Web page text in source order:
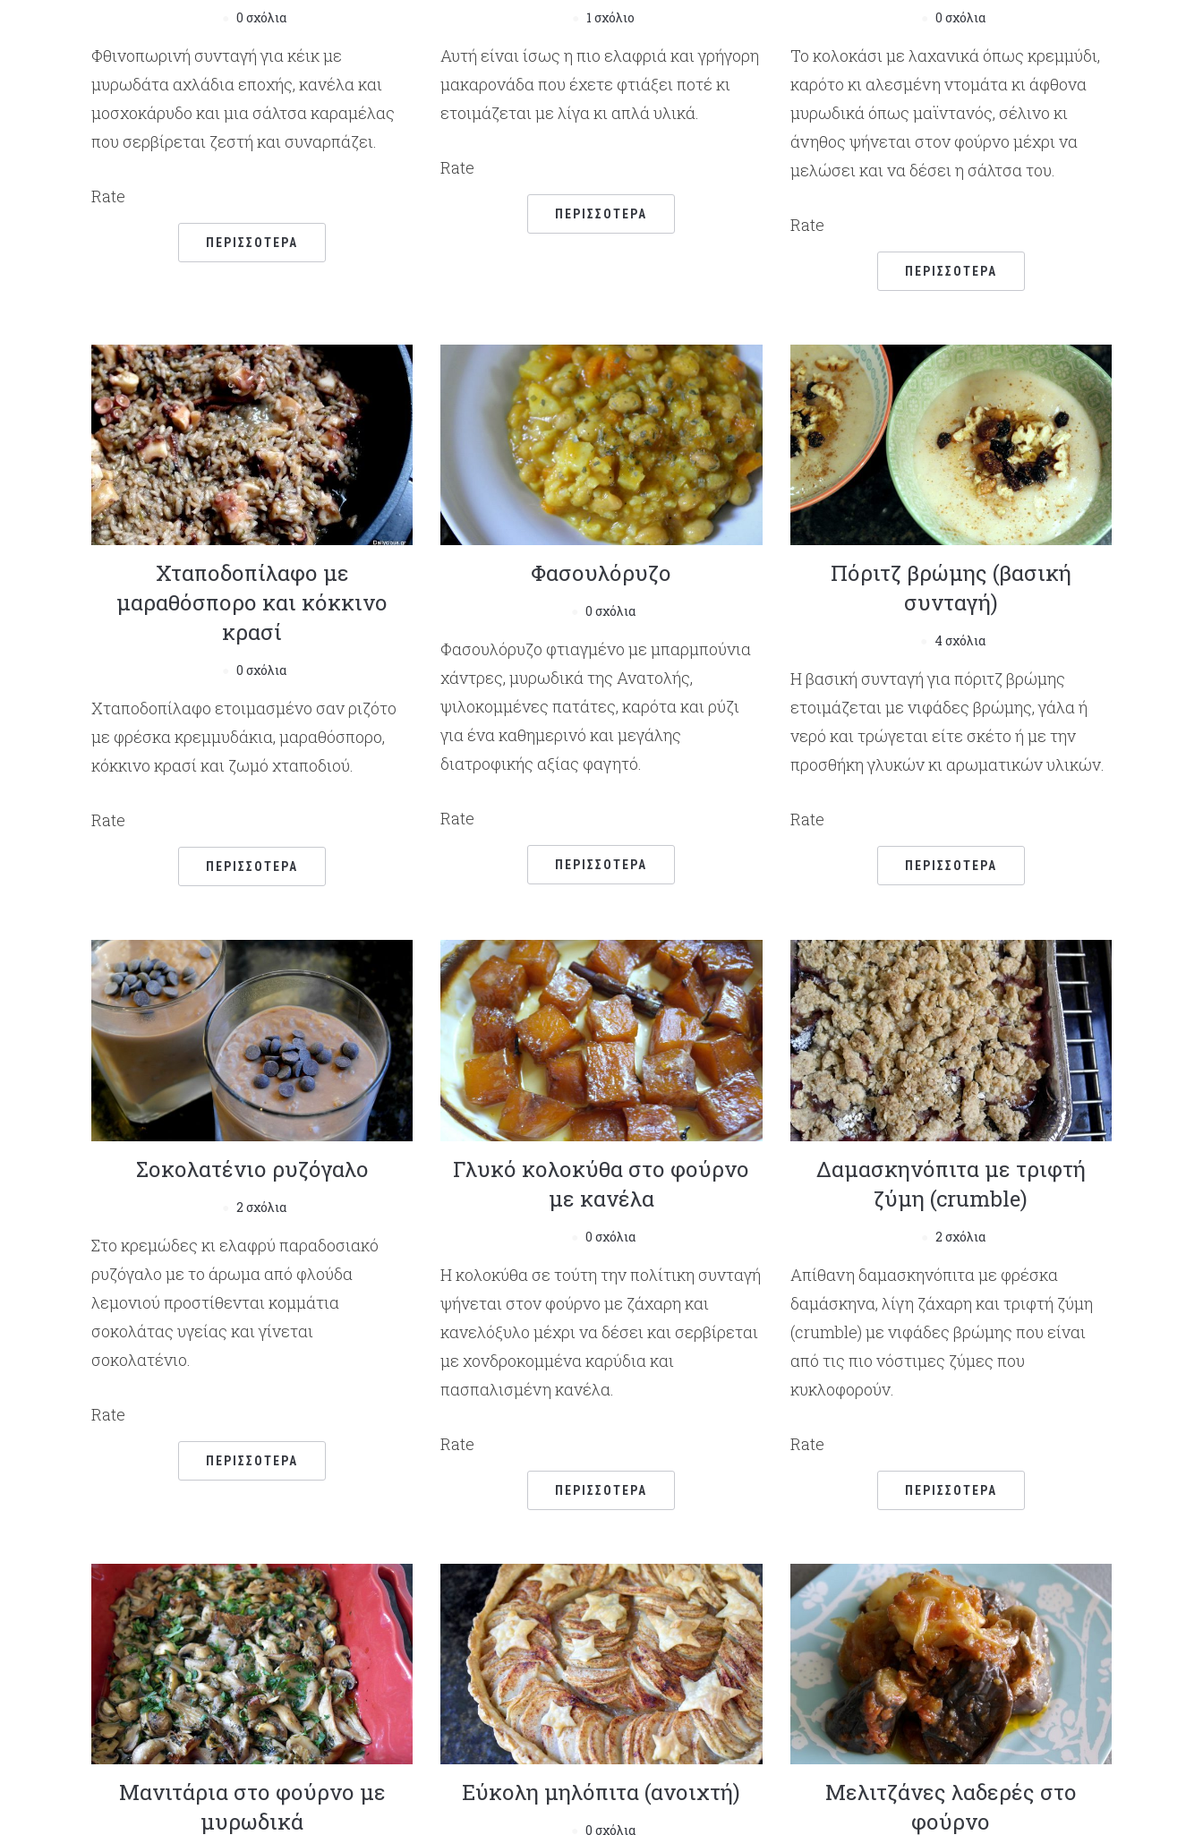
0 σχόλια
Φθινοπωρινή συνταγή για κέικ με
μυρωδάτα αχλάδια εποχής, κανέλα και
μοσχοκάρυδο και μια σάλτσα καραμέλας
που σερβίρεται ζεστή και συναρπάζει.
Rate
ΠΕΡΙΣΣΌΤΕΡΑ
1 σχόλιο
Αυτή είναι ίσως η πιο ελαφριά και γρήγορη
μακαρονάδα που έχετε φτιάξει ποτέ κι
ετοιμάζεται με λίγα κι απλά υλικά.
Rate
ΠΕΡΙΣΣΌΤΕΡΑ
0 σχόλια
Το κολοκάσι με λαχανικά όπως κρεμμύδι,
καρότο κι αλεσμένη ντομάτα κι άφθονα
μυρωδικά όπως μαϊντανός, σέλινο κι
άνηθος ψήνεται στον φούρνο μέχρι να
μελώσει και να δέσει η σάλτσα του.
Rate
ΠΕΡΙΣΣΌΤΕΡΑ
Χταποδοπίλαφο με
μαραθόσπορο και κόκκινο
κρασί
0 σχόλια
Xταποδοπίλαφο ετοιμασμένο σαν ριζότο
με φρέσκα κρεμμυδάκια, μαραθόσπορο,
κόκκινο κρασί και ζωμό χταποδιού.
Rate
ΠΕΡΙΣΣΌΤΕΡΑ
Φασουλόρυζο
0 σχόλια
Φασουλόρυζο φτιαγμένο με μπαρμπούνια
χάντρες, μυρωδικά της Ανατολής,
ψιλοκομμένες πατάτες, καρότα και ρύζι
για ένα καθημερινό και μεγάλης
διατροφικής αξίας φαγητό.
Rate
ΠΕΡΙΣΣΌΤΕΡΑ
Πόριτζ βρώμης (βασική
συνταγή)
4 σχόλια
Η βασική συνταγή για πόριτζ βρώμης
ετοιμάζεται με νιφάδες βρώμης, γάλα ή
νερό και τρώγεται είτε σκέτο ή με την
προσθήκη γλυκών κι αρωματικών υλικών.
Rate
ΠΕΡΙΣΣΌΤΕΡΑ
Σοκολατένιο ρυζόγαλο
2 σχόλια
Στο κρεμώδες κι ελαφρύ παραδοσιακό
ρυζόγαλο με το άρωμα από φλούδα
λεμονιού προστίθενται κομμάτια
σοκολάτας υγείας και γίνεται
σοκολατένιο.
Rate
ΠΕΡΙΣΣΌΤΕΡΑ
Γλυκό κολοκύθα στο φούρνο
με κανέλα
0 σχόλια
Η κολοκύθα σε τούτη την πολίτικη συνταγή
ψήνεται στον φούρνο με ζάχαρη και
κανελόξυλο μέχρι να δέσει και σερβίρεται
με χονδροκομμένα καρύδια και
πασπαλισμένη κανέλα.
Rate
ΠΕΡΙΣΣΌΤΕΡΑ
Δαμασκηνόπιτα με τριφτή
ζύμη (crumble)
2 σχόλια
Απίθανη δαμασκηνόπιτα με φρέσκα
δαμάσκηνα, λίγη ζάχαρη και τριφτή ζύμη
(crumble) με νιφάδες βρώμης που είναι
από τις πιο νόστιμες ζύμες που
κυκλοφορούν.
Rate
ΠΕΡΙΣΣΌΤΕΡΑ
Μανιτάρια στο φούρνο με
μυρωδικά
Εύκολη μηλόπιτα (ανοιχτή)
0 σχόλια
Μελιτζάνες λαδερές στο
φούρνο